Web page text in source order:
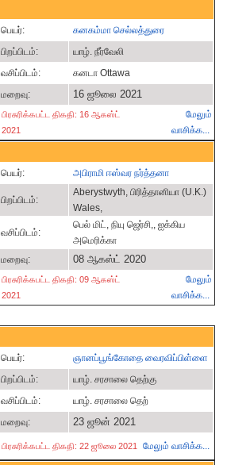
பெயர்:
கனகம்மா செல்லத்துரை
பிறப்பிடம்:
யாழ். நீர்வேலி
வசிப்பிடம்:
கனடா Ottawa
மறைவு:
16 ஜூலை 2021
பிரசுரிக்கபட்ட திகதி: 16 ஆகஸ்ட்
2021
மேலும்
வாசிக்க...
பெயர்:
அபிராமி ஈஸ்வர நர்த்தனா
பிறப்பிடம்:
Aberystwyth, பிரித்தானியா (U.K.)
Wales,
வசிப்பிடம்:
பெல் மிட், நியு ஜெர்சி,, ஐக்கிய
அமெரிக்கா
மறைவு:
08 ஆகஸ்ட் 2020
பிரசுரிக்கபட்ட திகதி: 09 ஆகஸ்ட்
2021
மேலும்
வாசிக்க...
பெயர்:
ஞானப்பூங்கோதை வைரவிப்பிள்ளை
பிறப்பிடம்:
யாழ். சரசாலை தெற்கு
வசிப்பிடம்:
யாழ். சரசாலை தெற்
மறைவு:
23 ஜூன் 2021
பிரசுரிக்கபட்ட திகதி: 22 ஜூலை 2021 மேலும் வாசிக்க...